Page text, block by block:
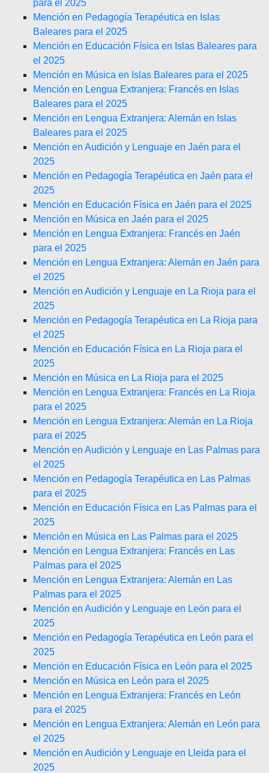
para el 2025
Mención en Pedagogía Terapéutica en Islas
Baleares para el 2025
Mención en Educación Física en Islas Baleares para
el 2025
Mención en Música en Islas Baleares para el 2025
Mención en Lengua Extranjera: Francés en Islas
Baleares para el 2025
Mención en Lengua Extranjera: Alemán en Islas
Baleares para el 2025
Mención en Audición y Lenguaje en Jaén para el
2025
Mención en Pedagogía Terapéutica en Jaén para el
2025
Mención en Educación Física en Jaén para el 2025
Mención en Música en Jaén para el 2025
Mención en Lengua Extranjera: Francés en Jaén
para el 2025
Mención en Lengua Extranjera: Alemán en Jaén para
el 2025
Mención en Audición y Lenguaje en La Rioja para el
2025
Mención en Pedagogía Terapéutica en La Rioja para
el 2025
Mención en Educación Física en La Rioja para el
2025
Mención en Música en La Rioja para el 2025
Mención en Lengua Extranjera: Francés en La Rioja
para el 2025
Mención en Lengua Extranjera: Alemán en La Rioja
para el 2025
Mención en Audición y Lenguaje en Las Palmas para
el 2025
Mención en Pedagogía Terapéutica en Las Palmas
para el 2025
Mención en Educación Física en Las Palmas para el
2025
Mención en Música en Las Palmas para el 2025
Mención en Lengua Extranjera: Francés en Las
Palmas para el 2025
Mención en Lengua Extranjera: Alemán en Las
Palmas para el 2025
Mención en Audición y Lenguaje en León para el
2025
Mención en Pedagogía Terapéutica en León para el
2025
Mención en Educación Física en León para el 2025
Mención en Música en León para el 2025
Mención en Lengua Extranjera: Francés en León
para el 2025
Mención en Lengua Extranjera: Alemán en León para
el 2025
Mención en Audición y Lenguaje en Lleida para el
2025